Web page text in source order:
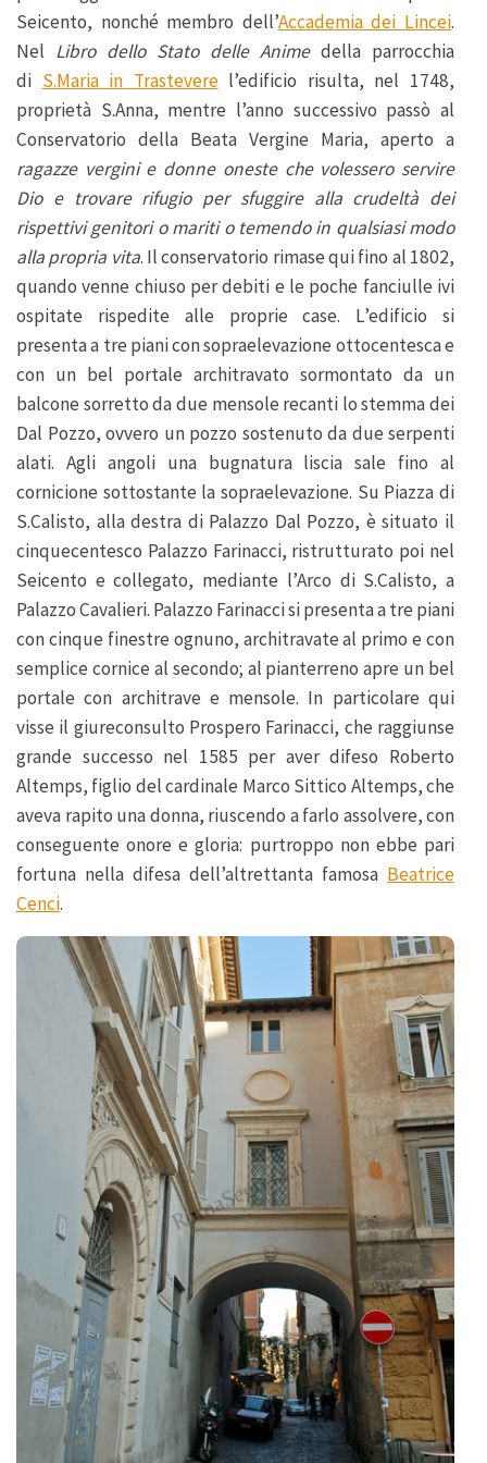
Seicento, nonché membro dell’Accademia dei Lincei.
Nel Libro dello Stato delle Animedella parrocchia
di S.Maria in Trasteverel’edificio risulta, nel 1748,
proprietà S.Anna, mentre l’anno successivo passò al
Conservatorio della Beata Vergine Maria, aperto a
ragazze vergini e donne oneste che volessero servire
Dio e trovare rifugio per sfuggire alla crudeltà dei
rispettivi genitori o mariti o temendo in qualsiasi modo
alla propria vita. Il conservatorio rimase qui fino al 1802,
quando venne chiuso per debiti e le poche fanciulle ivi
ospitate rispedite alle proprie case. L’edificio si
presenta a tre piani con sopraelevazione ottocentesca e
con un bel portale architravato sormontato da un
balcone sorretto da due mensole recanti lo stemma dei
Dal Pozzo, ovvero un pozzo sostenuto da due serpenti
alati. Agli angoli una bugnatura liscia sale fino al
cornicione sottostante la sopraelevazione. Su Piazza di
S.Calisto, alla destra di Palazzo Dal Pozzo, è situato il
cinquecentesco Palazzo Farinacci, ristrutturato poi nel
Seicento e collegato, mediante l’Arco di S.Calisto, a
Palazzo Cavalieri. Palazzo Farinacci si presenta a tre piani
con cinque finestre ognuno, architravate al primo e con
semplice cornice al secondo; al pianterreno apre un bel
portale con architrave e mensole. In particolare qui
visse il giureconsulto Prospero Farinacci, che raggiunse
grande successo nel 1585 per aver difeso Roberto
Altemps, figlio del cardinale Marco Sittico Altemps, che
aveva rapito una donna, riuscendo a farlo assolvere, con
conseguente onore e gloria: purtroppo non ebbe pari
fortuna nella difesa dell’altrettanta famosa Beatrice
Cenci.